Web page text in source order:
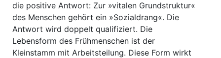
die positive Antwort: Zur »vitalen Grundstruktur«
des Menschen gehört ein »Sozialdrang«. Die
Antwort wird doppelt qualifiziert. Die
Lebensform des Frühmenschen ist der
Kleinstamm mit Arbeitsteilung. Diese Form wirkt